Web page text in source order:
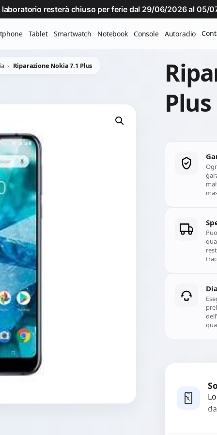
laboratorio resterà chiuso per ferie dal 29/06/2026 al 05/
Tablet Smartwatch Notebook Console Autoradio
Riparazione Nokia 7.1 Plus
Plus